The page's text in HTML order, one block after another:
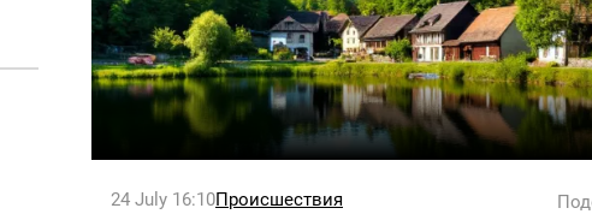
24 July 16:10Происшествия